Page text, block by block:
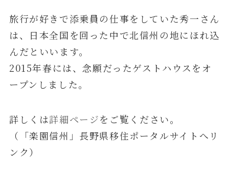
旅行が好きで添乗員の仕事をしていた秀一さん
は、日本全国を回った中で北信州の地にほれ込
んだといいます。
2015年春には、念願だったゲストハウスをオ
ープンしました。
詳しくは詳細ページをご覧ください。
（「楽園信州」長野県移住ポータルサイトへリ
ンク）